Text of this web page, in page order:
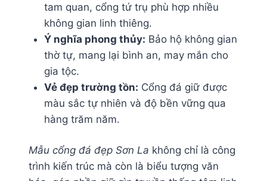
tam quan, cổng tứ trụ phù hợp nhiều
không gian linh thiêng.
Ý nghĩa phong thủy: Bảo hộ không gian
thờ tự, mang lại bình an, may mắn cho
gia tộc.
Vẻ đẹp trường tồn: Cổng đá giữ được
màu sắc tự nhiên và độ bền vững qua
hàng trăm năm.
Mẫu cổng đá đẹp Sơn La không chỉ là công
trình kiến trúc mà còn là biểu tượng văn